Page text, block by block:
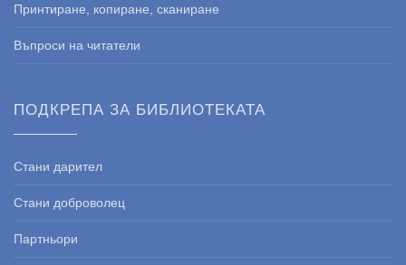
Принтиране, копиране, сканиране
Въпроси на читатели
ПОДКРЕПА ЗА БИБЛИОТЕКАТА
Стани дарител
Стани доброволец
Партньори